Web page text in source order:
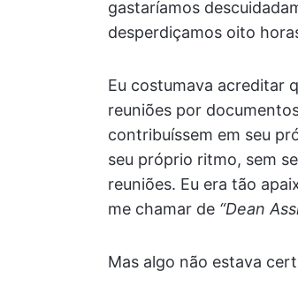
gastaríamos
desperdiçamos oito
Eu costumava acreditar
reuniões por
contribuíssem em seu
seu próprio ritmo, sem
reuniões. Eu era tão
me chamar de “Dean
Mas algo não estava